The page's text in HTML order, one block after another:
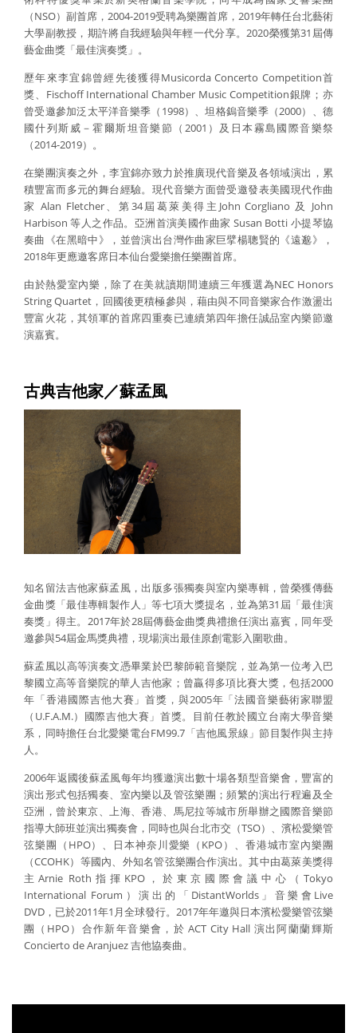
（NSO）副首席，2004-2019受聘為樂團首席，2019年轉任台北藝術
大學副教授，期許將自我經驗與年輕一代分享。2020榮獲第31屆傳
藝金曲獎「最佳演奏獎」。
歷年來李宜錦曾經先後獲得Musicorda Concerto Competition首
獎、Fischoff International Chamber Music Competition銀牌；亦
曾受邀參加泛太平洋音樂季（1998）、坦格鎢音樂季（2000）、德
國什列斯威－霍爾斯坦音樂節（2001）及日本霧島國際音樂祭
（2014-2019）。
在樂團演奏之外，李宜錦亦致力於推廣現代音樂及各領域演出，累
積豐富而多元的舞台經驗。現代音樂方面曾受邀發表美國現代作曲
家 Alan Fletcher、第34屆葛萊美得主John Corgliano 及 John
Harbison 等人之作品。亞洲首演美國作曲家 Susan Botti 小提琴協
奏曲《在黑暗中》，並曾演出台灣作曲家巨擘楊聰賢的《遠邈》，
2018年更應邀客席日本仙台愛樂擔任樂團首席。
由於熱愛室內樂，除了在美就讀期間連續三年獲選為NEC Honors
String Quartet，回國後更積極參與，藉由與不同音樂家合作激盪出
豐富火花，其領軍的首席四重奏已連續第四年擔任誠品室內樂節邀
演嘉賓。
古典吉他家／蘇孟風
知名留法吉他家蘇孟風，出版多張獨奏與室內樂專輯，曾榮獲傳藝
金曲獎「最佳專輯製作人」等七項大獎提名，並為第31屆「最佳演
奏獎」得主。2017年於28屆傳藝金曲獎典禮擔任演出嘉賓，同年受
邀參與54屆金馬獎典禮，現場演出最佳原創電影入圍歌曲。
蘇孟風以高等演奏文憑畢業於巴黎師範音樂院，並為第一位考入巴
黎國立高等音樂院的華人吉他家；曾贏得多項比賽大獎，包括2000
年「香港國際吉他大賽」首獎，與2005年「法國音樂藝術家聯盟
（U.F.A.M.）國際吉他大賽」首獎。目前任教於國立台南大學音樂
系，同時擔任台北愛樂電台FM99.7「吉他風景線」節目製作與主持
人。
2006年返國後蘇孟風每年均獲邀演出數十場各類型音樂會，豐富的
演出形式包括獨奏、室內樂以及管弦樂團；頻繁的演出行程遍及全
亞洲，曾於東京、上海、香港、馬尼拉等城市所舉辦之國際音樂節
指導大師班並演出獨奏會，同時也與台北市交（TSO）、濱松愛樂管
弦樂團（HPO）、日本神奈川愛樂（KPO）、香港城市室內樂團
（CCOHK）等國內、外知名管弦樂團合作演出。其中由葛萊美獎得
主Arnie Roth指揮KPO，於東京國際會議中心（Tokyo
International Forum）演出的「DistantWorlds」音樂會Live
DVD，已於2011年1月全球發行。2017年年邀與日本濱松愛樂管弦樂
團（HPO）合作新年音樂會，於 ACT City Hall 演出阿蘭蘭輝斯
Concierto de Aranjuez 吉他協奏曲。